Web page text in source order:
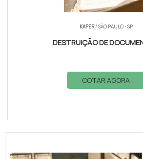
KAPER/ SÃO PAULO - SP
DESTRUIÇÃO DE
COTAR AGORA